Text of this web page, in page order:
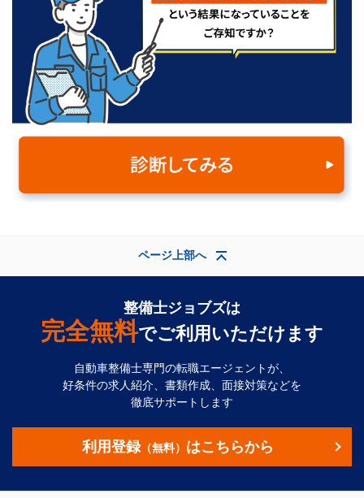
ページ上部へ
整備士ジョブズは
完全無料でご利用いただけます
自動車整備士専門の転職エージェントが、
好条件の求人紹介、書類作成、面接対策などを
徹底サポートします
利用登録（無料） はこちらから